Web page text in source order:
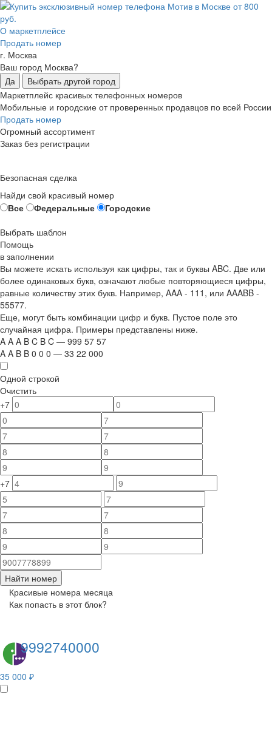
О маркетплейсе
Продать номер
г. Москва
Ваш город Москва?
Да
Выбрать другой город
Маркетплейс красивых телефонных номеров
Мобильные и городские от проверенных продавцов по всей России
Продать номер
Огромный ассортимент
Заказ без регистрации
Безопасная сделка
Найди свой красивый номер
Все
Федеральные
Городские
Выбрать шаблон
Помощь
в заполнении
Вы можете искать используя как цифры, так и буквы ABC. Две или
более одинаковых букв, означают любые повторяющиеся цифры,
равные количеству этих букв. Например, AAA - 111 , или AAABB -
55577.
Еще, могут быть комбинации цифр и букв. Пустое поле это
случайная цифра. Примеры представлены ниже.
A A A B C B C — 999 57 57
A A B B 0 0 0 — 33 22 000
Одной строкой
Очистить
+7
+7
Найти номер
Красивые номера месяца
Как попасть в этот блок?
9992740000
35 000 ₽